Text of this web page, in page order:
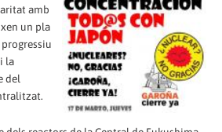
amb
un pla
la
del